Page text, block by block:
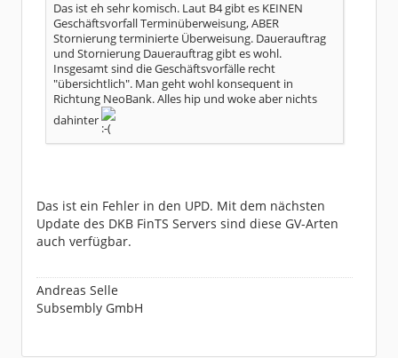
Das ist eh sehr komisch. Laut B4 gibt es KEINEN
Geschäftsvorfall Terminüberweisung, ABER
Stornierung terminierte Überweisung. Dauerauftrag
und Stornierung Dauerauftrag gibt es wohl.
Insgesamt sind die Geschäftsvorfälle recht
"übersichtlich". Man geht wohl konsequent in
Richtung NeoBank. Alles hip und woke aber nichts
dahinter
Das ist ein Fehler in den UPD. Mit dem nächsten
Update des DKB FinTS Servers sind diese GV-Arten
auch verfügbar.
Andreas Selle
Subsembly GmbH